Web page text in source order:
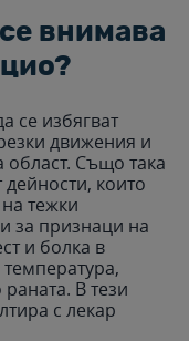
внимава
се избягват
движения и
област. Също така
които
тежки
за признаци на
и болка в
В тези
с лекар